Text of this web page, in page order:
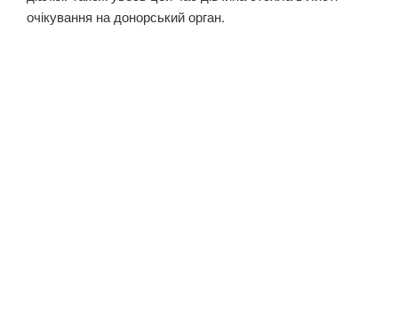
очікування на донорський орган.